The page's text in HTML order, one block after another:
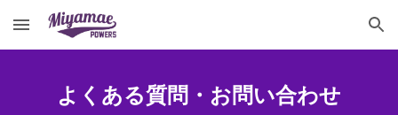
Skip to main content Skip to navigation
よくある質問・お問い合わせ